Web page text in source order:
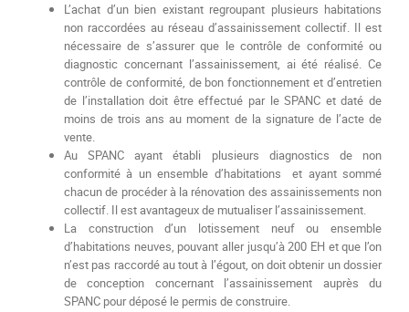
L’achat d’un bien existant regroupant plusieurs habitations
non raccordées au réseau d’assainissement collectif. Il est
nécessaire de s’assurer que le contrôle de conformité ou
diagnostic concernant l’assainissement, ai été réalisé. Ce
contrôle de conformité, de bon fonctionnement et d’entretien
de l’installation doit être effectué par le SPANC et daté de
moins de trois ans au moment de la signature de l’acte de
vente.
Au SPANC ayant établi plusieurs diagnostics de non
conformité à un ensemble d’habitations et ayant sommé
chacun de procéder à la rénovation des assainissements non
collectif. Il est avantageux de mutualiser l’assainissement.
La construction d’un lotissement neuf ou ensemble
d’habitations neuves, pouvant aller jusqu’à 200 EH et que l’on
n’est pas raccordé au tout à l’égout, on doit obtenir un dossier
de conception concernant l’assainissement auprès du
SPANC pour déposé le permis de construire.